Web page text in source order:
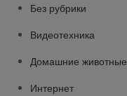
Без рубрики
Видеотехника
Домашние животные
Интернет